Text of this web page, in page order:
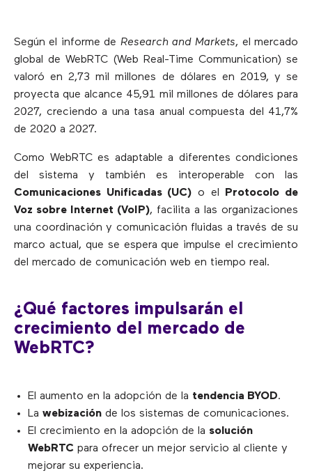
Según el informe de Research and Markets, el mercado
global de WebRTC (Web Real-Time Communication) se
valoró en 2,73 mil millones de dólares en 2019, y se
proyecta que alcance 45,91 mil millones de dólares para
2027, creciendo a una tasa anual compuesta del 41,7%
de 2020 a 2027.
Como WebRTC es adaptable a diferentes condiciones
del sistema y también es interoperable con las
Comunicaciones Unificadas (UC) o el
Protocolo de
Voz sobre Internet (VoIP), facilita a las organizaciones
una coordinación y comunicación fluidas a través de su
marco actual, que se espera que impulse el crecimiento
del mercado de comunicación web en tiempo real.
¿Qué factores impulsarán el
crecimiento del mercado de
WebRTC?
El aumento en la adopción de la tendencia BYOD.
La webización de los sistemas de comunicaciones.
El crecimiento en la adopción de la solución
WebRTC para ofrecer un mejor servicio al cliente y
mejorar su experiencia.